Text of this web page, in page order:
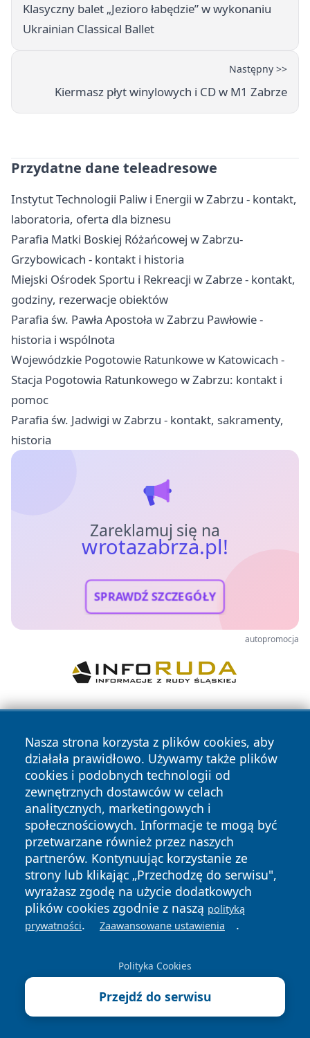
Klasyczny balet „Jezioro łabędzie” w wykonaniu
Ukrainian Classical Ballet
Następny >>
Kiermasz płyt winylowych i CD w M1 Zabrze
Przydatne dane teleadresowe
Instytut Technologii Paliw i Energii w Zabrzu - kontakt,
laboratoria, oferta dla biznesu
Parafia Matki Boskiej Różańcowej w Zabrzu-
Grzybowicach - kontakt i historia
Miejski Ośrodek Sportu i Rekreacji w Zabrze - kontakt,
godziny, rezerwacje obiektów
Parafia św. Pawła Apostoła w Zabrzu Pawłowie -
historia i wspólnota
Wojewódzkie Pogotowie Ratunkowe w Katowicach -
Stacja Pogotowia Ratunkowego w Zabrzu: kontakt i
pomoc
Parafia św. Jadwigi w Zabrzu - kontakt, sakramenty,
historia
Zareklamuj się na
wrotazabrza.pl!
SPRAWDŹ SZCZEGÓŁY
autopromocja
Nasza strona korzysta z plików cookies, aby
działała prawidłowo. Używamy także plików
cookies i podobnych technologii od
zewnętrznych dostawców w celach
analitycznych, marketingowych i
społecznościowych. Informacje te mogą być
przetwarzane również przez naszych
partnerów. Kontynuując korzystanie ze
strony lub klikając „Przechodzę do serwisu",
wyrażasz zgodę na użycie dodatkowych
plików cookies zgodnie z naszą polityką
prywatności. Zaawansowane ustawienia .
Polityka Cookies
Przejdź do serwisu
Copyright © 2026 wrotazabrza.pl Wszystkie prawa
zastrzeżone.
News Autorzy
Polityka
Prywatności
Polityka
Cookies